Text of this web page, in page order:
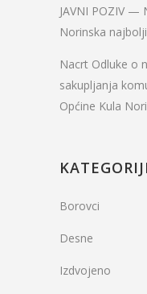
JAVNI POZIV —
Norinska
Nacrt Odluke o
sakupljanja
Općine Kula
Borovci
Desne
Izdvojeno